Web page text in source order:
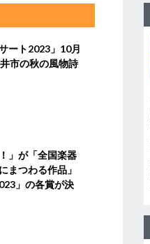
ート2023」10月
市の秋の風物詩
」が「全国楽器
まつわる作品」
」の各賞が決